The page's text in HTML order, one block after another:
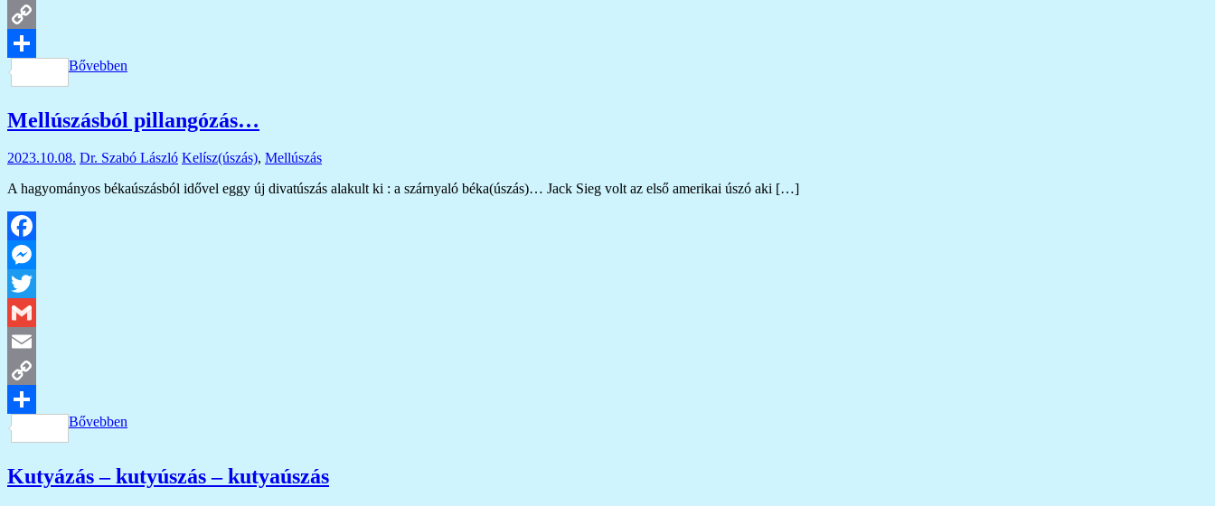
Email
Copy
Link
Ossza
Bővebben
Mellúszásból pillangózás…
2023.10.08. Dr. Szabó László Kelísz(úszás), Mellúszás
A hagyományos békaúszásból idővel eggy új divatúszás alakult ki : a szárnyaló béka(úszás)… Jack Sieg volt az első amerikai úszó aki […]
Facebook
Messenger
Twitter
Gmail
Email
Copy
Link
Ossza
Bővebben
Kutyázás – kutyúszás – kutyaúszás